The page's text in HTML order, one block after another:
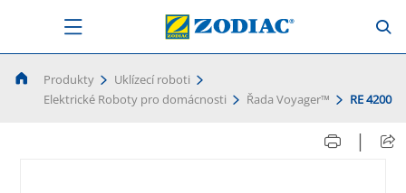
Produkty
Uklízecí roboti
Elektrické Roboty pro domácnosti
Řada Voyager™ RE 4200
|